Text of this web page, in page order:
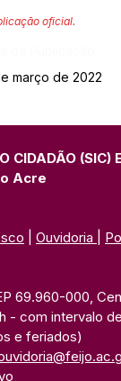
oficial.
março de 2022
CIDADÃO (SIC)
Acre
Ouvidoria
69.960-000,
- com intervalo
e feriados)